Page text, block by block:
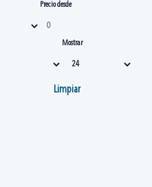
Precio desde
Mostrar
Limpiar